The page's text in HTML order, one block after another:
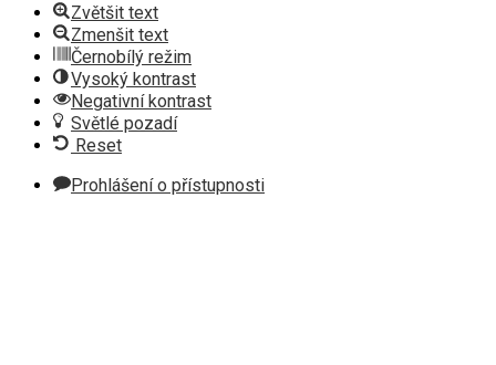
Zvětšit text
Zmenšit text
Černobílý režim
Vysoký kontrast
Negativní kontrast
Světlé pozadí
Reset
Prohlášení o přístupnosti